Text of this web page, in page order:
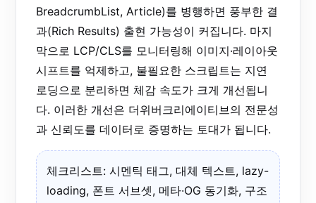
BreadcrumbList, Article)를 병행하면 풍부한 결
과(Rich Results) 출현 가능성이 커집니다. 마지
막으로 LCP/CLS를 모니터링해 이미지·레이아웃
시프트를 억제하고, 불필요한 스크립트는 지연
로딩으로 분리하면 체감 속도가 크게 개선됩니
다. 이러한 개선은 더위버크리에이티브의 전문성
과 신뢰도를 데이터로 증명하는 토대가 됩니다.
체크리스트: 시멘틱 태그, 대체 텍스트, lazy-
loading, 폰트 서브셋, 메타·OG 동기화, 구조